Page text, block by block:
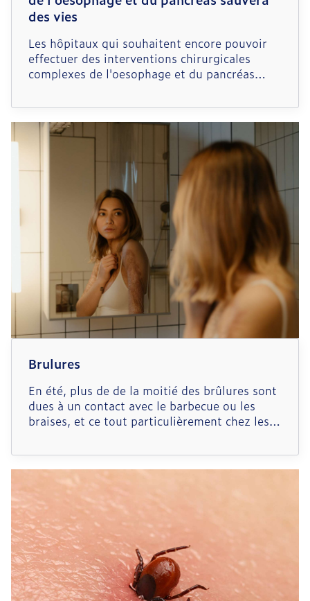
des vies
Les hôpitaux qui souhaitent encore pouvoir
effectuer des interventions chirurgicales
complexes de l'oesophage et du pancréas
d'opérations par an. C'est ce qu'a décide la
ministre de la Santé publique, Maggie De
Block. "Les faits parlent d'eux-mêmes : plus
l'expertise d'un hôpital en matière de
traitement du cancer de l'oesophage et du
pancréas est élevée, plus le patient a de
chances de voir réussir son traitement", a
déclaré la ministre De Block. "Cette mesure
sauvera des vies."
Brulures
En été, plus de de la moitié des brûlures sont
dues à un contact avec le barbecue ou les
braises, et ce tout particulièrement chez les
apaiser et soigner une brûlure ?